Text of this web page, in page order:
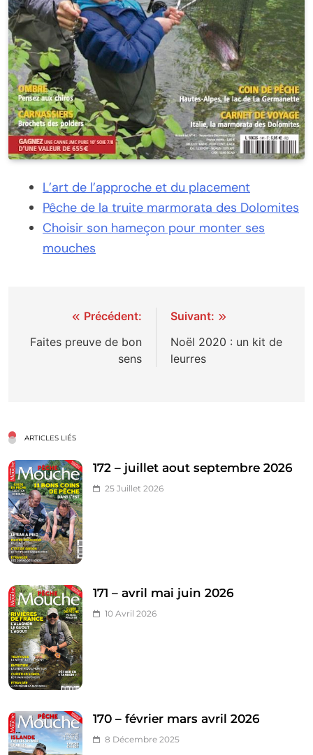
L’art de l’approche et du placement
Pêche de la truite marmorata des Dolomites
Choisir son hameçon pour monter ses
mouches
Navigation
de
Précédent:
Faites preuve de bon
sens
Suivant:
Noël 2020 : un kit de
leurres
ARTICLES LIÉS
172 – juillet aout septembre 2026
25 Juillet 2026
171 – avril mai juin 2026
10 Avril 2026
170 – février mars avril 2026
8 Décembre 2025